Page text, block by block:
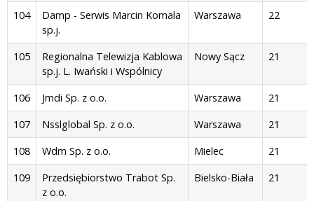
104
Damp - Serwis Marcin Komala
sp.j.
Warszawa 22
105
Regionalna Telewizja Kablowa
sp.j. L. Iwański i Wspólnicy
Nowy Sącz 21
106 Jmdi Sp. z o.o. Warszawa
21
107
Nsslglobal Sp. z o.o. Warszawa
21
108
Wdm Sp. z o.o. Mielec
21
109
Przedsiębiorstwo Trabot Sp.
z o.o.
Bielsko-Biała 21